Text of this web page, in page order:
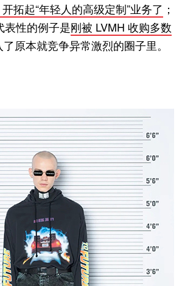
拓起“年轻人的高级定制”业务了 ；
表性的例子是刚被 LVMH 收购多数
原本就竞争异常激烈的圈子里。